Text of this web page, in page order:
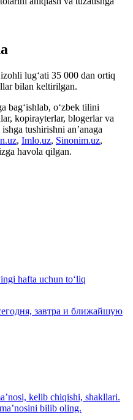
lug‘ati 35 000 dan ortiq
bilan keltirilgan.
bag‘ishlab, o‘zbek tilini
kopirayterlar, blogerlar va
tushirishni an’anaga
, Imlo.uz, Sinonim.uz,
havola qilgan.
hafta uchun to‘liq
завтра и ближайшую
kelib chiqishi, shakllari.
bilib oling.